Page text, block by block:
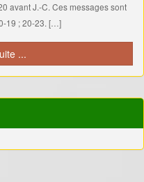
avant J.-C. Ces messages sont
19 ; 20-23. […]
...